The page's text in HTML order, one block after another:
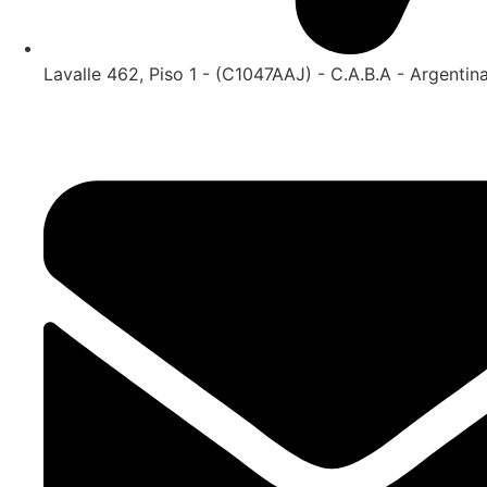
Lavalle 462, Piso 1 - (C1047AAJ) - C.A.B.A -